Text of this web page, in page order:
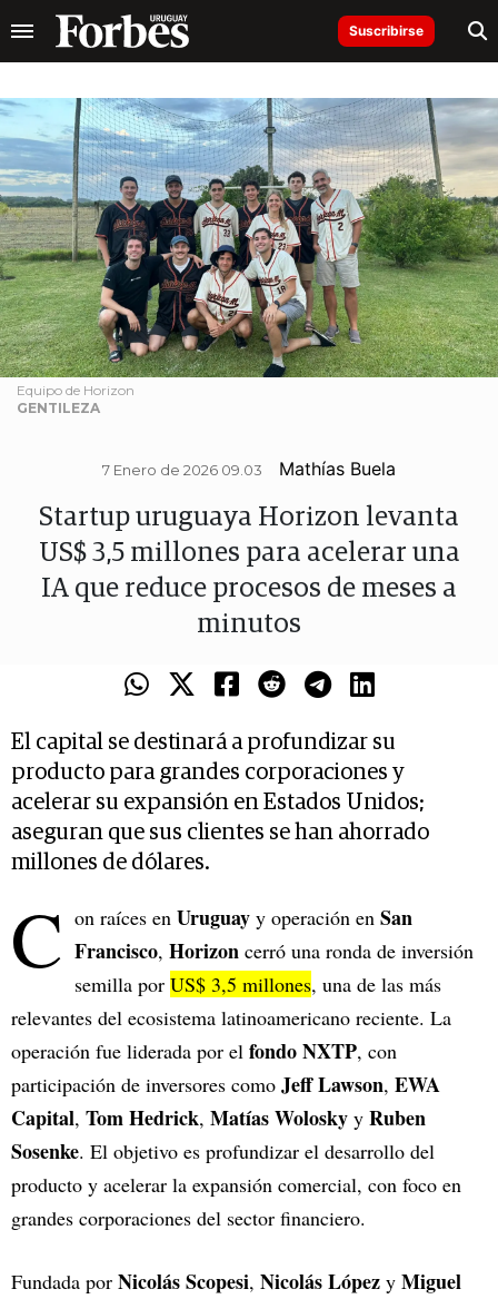
Suscribirse
Equipo de Horizon
GENTILEZA
7 Enero de 2026 09.03 Mathías Buela
Startup uruguaya Horizon levanta
US$ 3,5 millones para acelerar una
IA que reduce procesos de meses a
minutos
El capital se destinará a profundizar su
producto para grandes corporaciones y
acelerar su expansión en Estados Unidos;
aseguran que sus clientes se han ahorrado
millones de dólares.
C on raíces en Uruguay y operación en San
Francisco, Horizon cerró una ronda de inversión
semilla por US$ 3,5 millones, una de las más
relevantes del ecosistema latinoamericano reciente. La
operación fue liderada por el fondo NXTP, con
participación de inversores como Jeff Lawson, EWA
Capital, Tom Hedrick, Matías Wolosky y Ruben
Sosenke. El objetivo es profundizar el desarrollo del
producto y acelerar la expansión comercial, con foco en
grandes corporaciones del sector financiero.
Fundada por Nicolás Scopesi, Nicolás López y Miguel